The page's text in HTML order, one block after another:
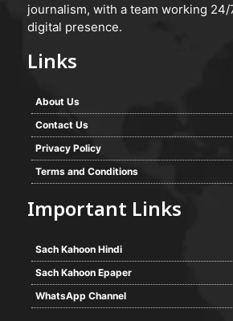
journalism, with a team working
digital presence.
Links
About Us
Contact Us
Privacy Policy
Terms and Conditions
Important Links
Sach Kahoon Hindi
Sach Kahoon Epaper
WhatsApp Channel